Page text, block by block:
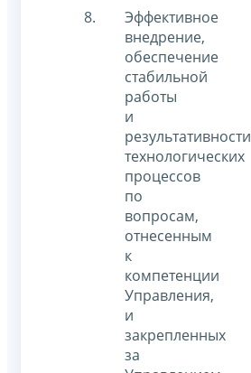
Эффективное
внедрение,
обеспечение
стабильной
работы
и
результативности
технологических
процессов
по
вопросам,
отнесенным
к
компетенции
Управления,
и
закрепленных
за